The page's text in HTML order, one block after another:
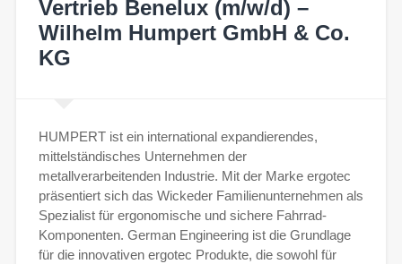
Vertrieb Benelux (m/w/d) –
Wilhelm Humpert GmbH & Co.
KG
HUMPERT ist ein international expandierendes,
mittelständisches Unternehmen der
metallverarbeitenden Industrie. Mit der Marke ergotec
präsentiert sich das Wickeder Familienunternehmen als
Spezialist für ergonomische und sichere Fahrrad-
Komponenten. German Engineering ist die Grundlage
für die innovativen ergotec Produkte, die sowohl für